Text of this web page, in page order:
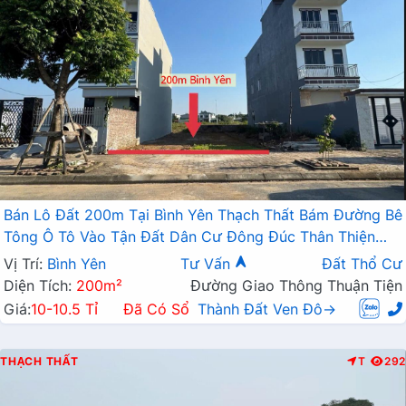
Bán Lô Đất 200m Tại Bình Yên Thạch Thất Bám Đường Bê
Tông Ô Tô Vào Tận Đất Dân Cư Đông Đúc Thân Thiện
Giá Đầu Tư
Vị Trí: Bình Yên Tư Vấn
Đất Thổ Cư
Diện Tích: 200m²
Đường Giao Thông Thuận Tiện
Giá:10-10.5 Tỉ Đã Có Sổ Thành Đất Ven Đô→
THẠCH THẤT T 292